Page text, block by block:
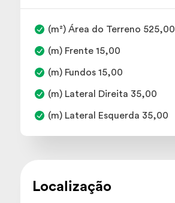
(m²) Área do Terreno 525,00
(m) Frente 15,00
(m) Fundos 15,00
(m) Lateral Direita 35,00
(m) Lateral Esquerda 35,00
Localização